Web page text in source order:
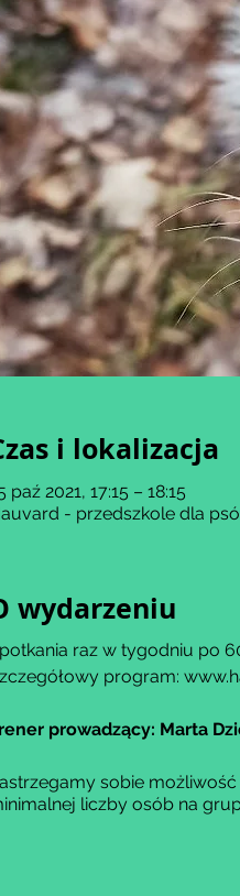
i lokalizacja
paź 2021, 17:15 – 18:15
- przedszkole dla
wydarzeniu
raz w tygodniu po
program:
prowadzący: Marta
sobie
liczby osób na